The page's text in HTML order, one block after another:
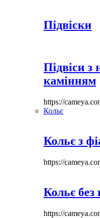
Підвіски
Підвіси з
камінням
https://
Кольє
Кольє з
https://
Кольє без
https://